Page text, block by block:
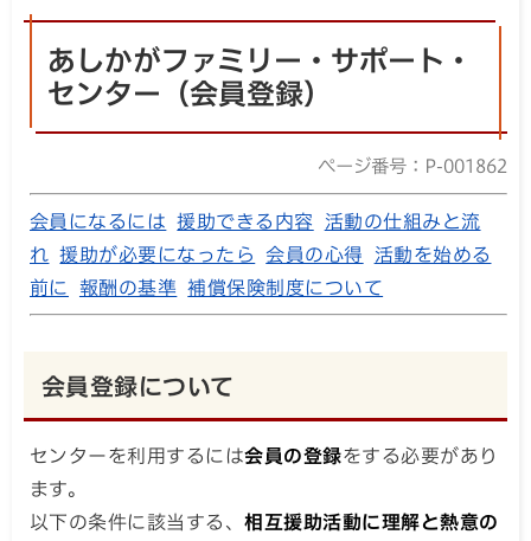
あしかがファミリー・サポート・
センター（会員登録）
ページ番号：P-001862
会員になるには 援助できる内容
活動の仕組みと流
れ
援助が必要になったら 会員の心得
活動を始める
前に
報酬の基準 補償保険制度について
会員登録について
センターを利用するには会員の登録をする必要があり
ます。
以下の条件に該当する、相互援助活動に理解と熱意の